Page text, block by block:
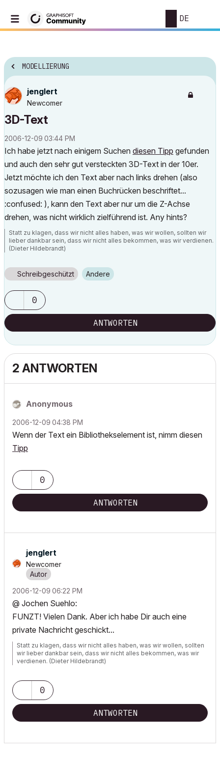
DE
MODELLIERUNG
jenglert
Newcomer
3D-Text
‎2006-12-09 03:44 PM
Ich habe jetzt nach einigem Suchen diesen Tipp gefunden
und auch den sehr gut versteckten 3D-Text in der 10er.
Jetzt möchte ich den Text aber nach links drehen (also
sozusagen wie man einen Buchrücken beschriftet...
:confused: ), kann den Text aber nur um die Z-Achse
drehen, was nicht wirklich zielführend ist. Any hints?
Statt zu klagen, dass wir nicht alles haben, was wir wollen, sollten wir
lieber dankbar sein, dass wir nicht alles bekommen, was wir verdienen.
(Dieter Hildebrandt)
Schreibgeschützt Andere
0
ANTWORTEN
2 ANTWORTEN
Anonymous
‎2006-12-09 04:38 PM
Wenn der Text ein Bibliothekselement ist, nimm diesen
Tipp
0
ANTWORTEN
jenglert
Newcomer
‎2006-12-09 06:22 PM
@ Jochen Suehlo:
FUNZT! Vielen Dank. Aber ich habe Dir auch eine
private Nachricht geschickt...
Statt zu klagen, dass wir nicht alles haben, was wir wollen, sollten
wir lieber dankbar sein, dass wir nicht alles bekommen, was wir
verdienen. (Dieter Hildebrandt)
0
ANTWORTEN